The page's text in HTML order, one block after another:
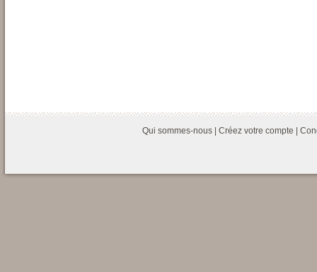
Qui sommes-nous Créez votre compte